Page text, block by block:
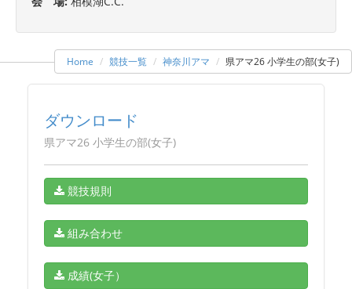
Home 競技一覧 神奈川アマ 県アマ26 小学生の部(女子)
ダウンロード
県アマ26 小学生の部(女子)
競技規則
組み合わせ
成績(女子）